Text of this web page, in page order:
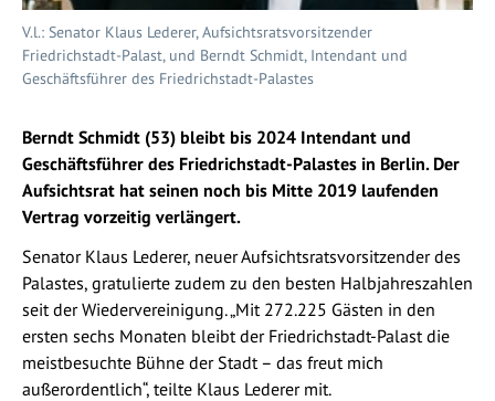
V.l.: Senator Klaus Lederer, Aufsichtsratsvorsitzender
Friedrichstadt-Palast, und Berndt Schmidt, Intendant und
Geschäftsführer des Friedrichstadt-Palastes
Berndt Schmidt (53) bleibt bis 2024 Intendant und
Geschäftsführer des Friedrichstadt-Palastes in Berlin. Der
Aufsichtsrat hat seinen noch bis Mitte 2019 laufenden
Vertrag vorzeitig verlängert.
Senator Klaus Lederer, neuer Aufsichtsratsvorsitzender des
Palastes, gratulierte zudem zu den besten Halbjahreszahlen
seit der Wiedervereinigung. „Mit 272.225 Gästen in den
ersten sechs Monaten bleibt der Friedrichstadt-Palast die
meistbesuchte Bühne der Stadt – das freut mich
außerordentlich“, teilte Klaus Lederer mit.